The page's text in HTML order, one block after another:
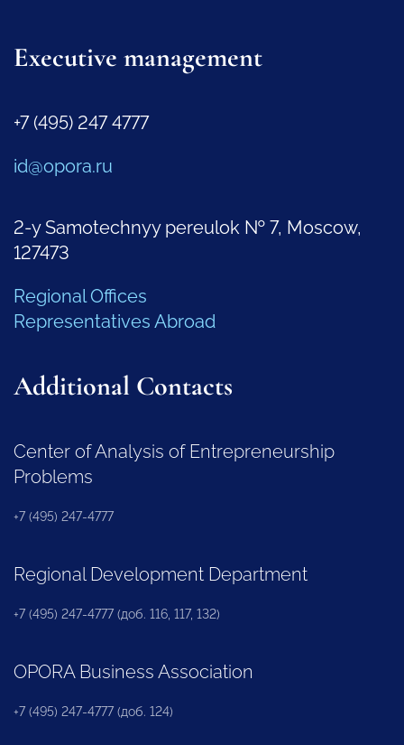
Executive management
+7 (495) 247 4777
id@opora.ru
2-y Samotechnyy pereulok № 7, Moscow,
127473
Regional Offices
Representatives Abroad
Additional Contacts
Center of Analysis of Entrepreneurship
Problems
+7 (495) 247-4777
Regional Development Department
+7 (495) 247-4777 (доб. 116, 117, 132)
OPORA Business Association
+7 (495) 247-4777 (доб. 124)